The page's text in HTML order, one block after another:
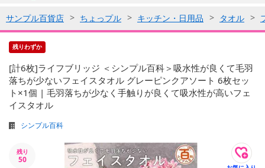
サンプル百貨店 ちょっプル キッチン・日用品 タオル
残りわずか
[計6枚]ライフブリッジ ＜シンプル百科＞吸水性が良くて毛羽
落ちが少ないフェイスタオル グレーピンクアソート 6枚セッ
ト×1個 | 毛羽落ちが少なく手触りが良くて吸水性が高いフェ
イスタオル
シンプル百科
残り
50